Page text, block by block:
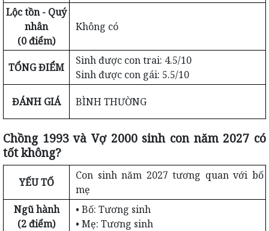
Lộc tồn - Quý
nhân
(0 điểm)
Không có
TỔNG ĐIỂM
Sinh được con trai: 4.5/10
Sinh được con gái: 5.5/10
ĐÁNH GIÁ BÌNH THƯỜNG
Chồng 1993 và Vợ 2000 sinh con năm 2027 có
tốt không?
YẾU TỐ
Con sinh năm 2027 tương quan với bố
mẹ
Ngũ hành
(2 điểm)
• Bố: Tương sinh
• Mẹ: Tương sinh